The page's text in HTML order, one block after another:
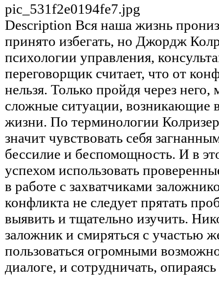
pic_531f2e0194fe7.jpg
Description Вся наша жизнь
принято избегать, но Джордж
психологии управления,
переговорщик считает, что от
нельзя. Только пройдя через
сложные ситуации, возникающие
жизни. По терминологии
значит чувствовать себя
бессилие и беспомощность. И в
успехом использовать
в работе с захватчиками
конфликта не следует прятать
выявить и тщательно изучить.
заложник и смиряться с участью
пользоваться огромными
диалоге, и сотрудничать,